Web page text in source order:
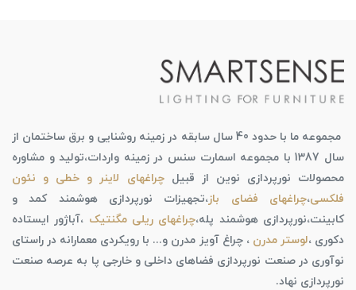
مجموعه ما با حدود 40 سال سابقه در زمینه روشنایی و برق ساختمان از
سال 1387 با مجموعه اسمارت سنس در زمینه واردات،تولید و مشاوره
محصولات نورپردازی نوین از قبیلچراغهای لاینر و خطی و نئون
فلکسی،چراغهای فضای باز،تجهیزات نورپردازی هوشمند کمد و
کابینت،نورپردازی هوشمند پله،چراغهای ریلی مگنتیک ،آباژور ایستاده
دکوری ،لوستر مدرن ، چراغ آویز مدرن و... با رویکردی معمارانه در راستای
نوآوری در صنعت نورپردازی فضاهای داخلی و خارجی پا به عرصه صنعت
نورپردازی نهاد.